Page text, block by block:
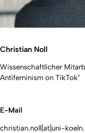
Christian Noll
Wissenschaftlicher
Antifeminism on TikTok"
E-Mail
christian.noll[at]uni-